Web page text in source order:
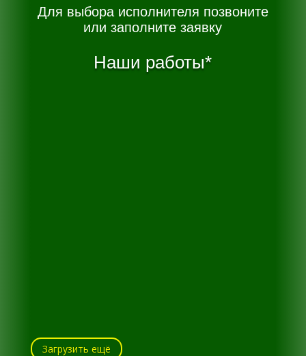
Для выбора исполнителя позвоните
или заполните заявку
Наши работы*
Загрузить ещё